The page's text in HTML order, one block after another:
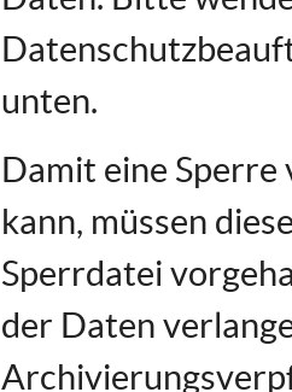
unten.
Damit eine
kann, müssen
Sperrdatei
der Daten